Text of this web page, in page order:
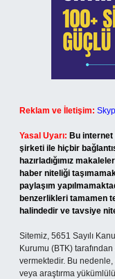
Reklam ve İletişim:
Yasal Uyarı: Bu
şirketi ile hiçbir
hazırladığımız
haber niteliği
paylaşım
benzerlikleri tamamen
halindedir ve tavsiye
Sitemiz, 5651 Sayılı
Kurumu (BTK)
vermektedir. Bu
veya araştırma